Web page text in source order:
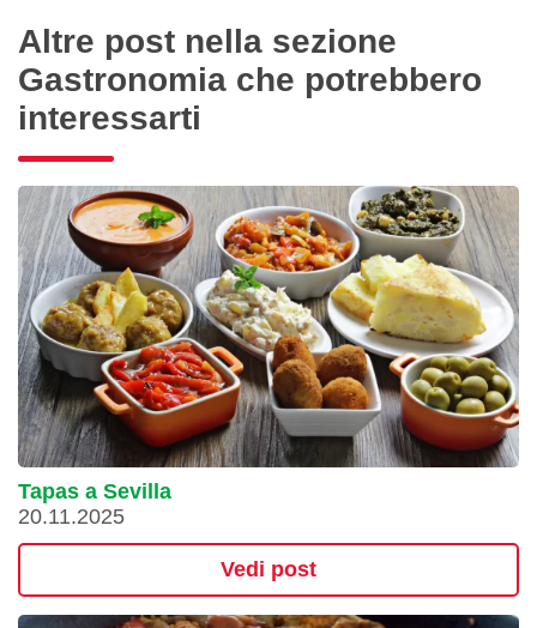
Altre post nella sezione
Gastronomia che potrebbero
interessarti
Tapas a Sevilla
20.11.2025
Vedi post